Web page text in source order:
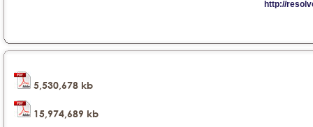
5,530,678 kb
15,974,689 kb